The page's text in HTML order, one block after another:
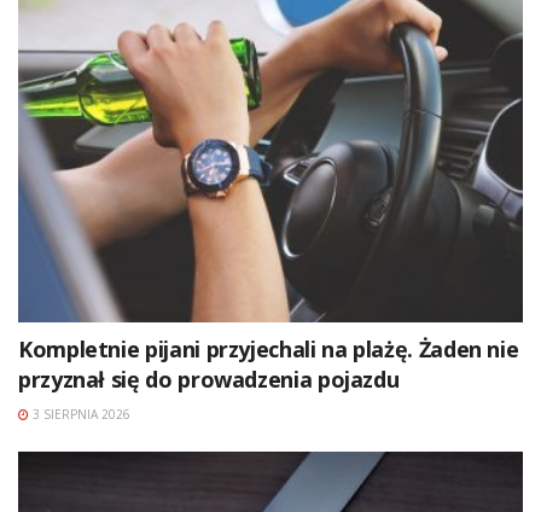
Kompletnie pijani przyjechali na plażę. Żaden nie
przyznał się do prowadzenia pojazdu
3 SIERPNIA 2026